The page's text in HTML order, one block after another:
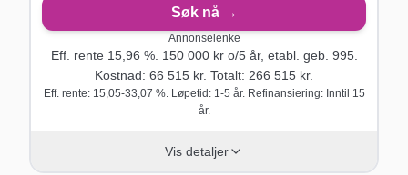
Søk nå →
Annonselenke
Eff. rente 15,96 %. 150 000kr o/5år, etabl. geb. 995.
Kostnad: 66 515 kr. Totalt: 266 515 kr.
Eff. rente: 15,05-33,07 %. Løpetid: 1-5 år. Refinansiering: Inntil 15
år.
Vis detaljer